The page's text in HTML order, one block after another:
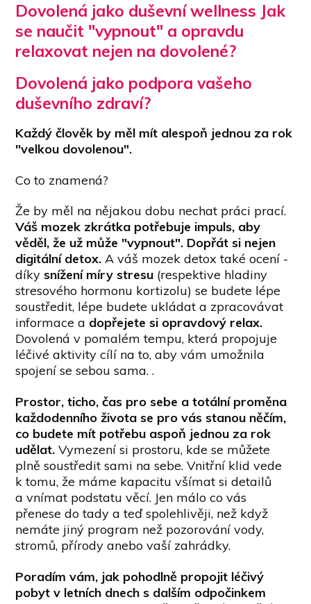
Dovolená jako duševní wellness Jak
se naučit "vypnout" a opravdu
relaxovat nejen na dovolené?
Dovolená jako podpora vašeho
duševního zdraví?
Každý člověk by měl mít alespoň jednou za rok
"velkou dovolenou".
Co to znamená?
Že by měl na nějakou dobu nechat práci prací.
Váš mozek zkrátka potřebuje impuls, aby
věděl, že už může "vypnout". Dopřát si nejen
digitální detox. A váš mozek detox také ocení -
díkysnížení míry stresu (respektive hladiny
stresového hormonu kortizolu) se budete lépe
soustředit, lépe budete ukládat a zpracovávat
informace a dopřejete si opravdový relax.
Dovolená v pomalém tempu, která propojuje
léčivé aktivity cílí na to, aby vám umožnila
spojení se sebou sama. .
Prostor, ticho, čas pro sebe a totální proměna
každodenního života se pro vás stanou něčím,
co budete mít potřebu aspoň jednou za rok
udělat. Vymezení si prostoru, kde se můžete
plně soustředit sami na sebe. Vnitřní klid vede
k tomu, že máme kapacitu všímat si detailů
a vnímat podstatu věcí. Jen málo co vás
přenese do tady a teď spolehlivěji, než když
nemáte jiný program než pozorování vody,
stromů, přírody anebo vaší zahrádky.
Poradím vám, jak pohodlně propojit léčivý
pobyt v letních dnech s dalším odpočinkem